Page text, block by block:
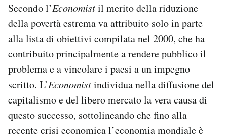
Secondo l’Economistil merito della riduzione
della povertà estrema va attribuito solo in parte
alla lista di obiettivi compilata nel 2000, che ha
contribuito principalmente a rendere pubblico il
problema e a vincolare i paesi a un impegno
scritto. L’Economistindividua nella diffusione del
capitalismo e del libero mercato la vera causa di
questo successo, sottolineando che fino alla
recente crisi economica l’economia mondiale è